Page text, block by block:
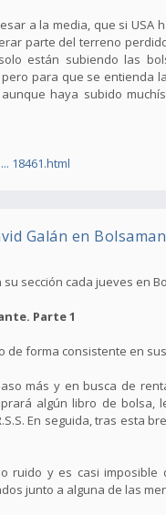
a la media, que si USA
parte del terreno
están subiendo las
para que se
haya subido
18461.html
Galán en
sección cada jueves en
Parte 1
de forma consistente en
más y en busca de
algún libro de
En seguida, tras
ruido y es casi
junto a alguna de las